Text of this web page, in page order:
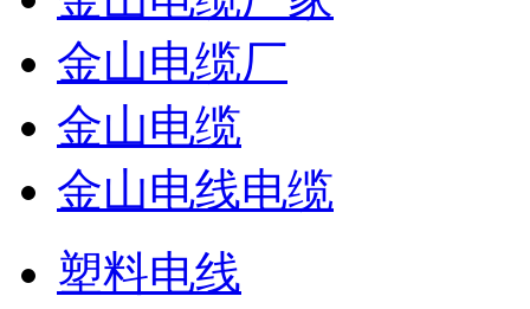
金山电缆厂
金山电缆
金山电线电缆
塑料电线